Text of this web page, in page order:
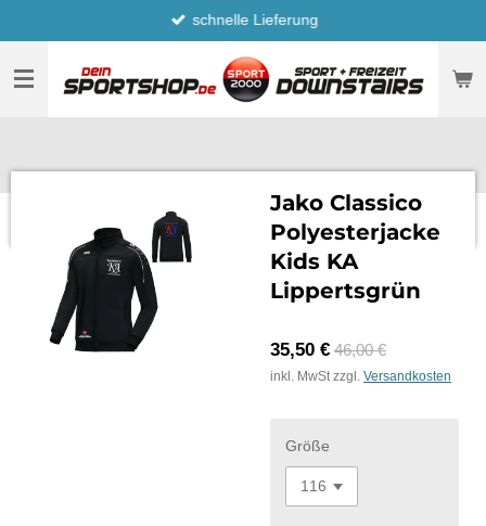
Hauptinhalt
springen
schnelle Lieferung
Jako Classico
Polyesterjacke
Kids KA
Lippertsgrün
35,50 € 46,00 €
inkl. MwSt zzgl. Versandkosten
Größe